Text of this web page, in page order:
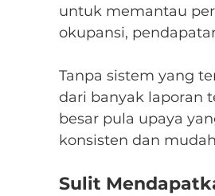
untuk memantau
okupansi,
Tanpa sistem yang
dari banyak laporan
besar pula upaya
konsisten dan
Sulit